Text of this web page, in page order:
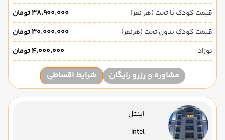
قیمت کودک با تخت (هر نفر)
۳۸٬۹۰۰٬۰۰۰ تومان
قیمت کودک بدون تخت (هرنفر)
۳۰٬۰۰۰٬۰۰۰ تومان
نوزاد
۴٬۰۰۰٬۰۰۰ تومان
مشاوره و رزرو رایگان شرایط اقساطی
اینتل
Intel